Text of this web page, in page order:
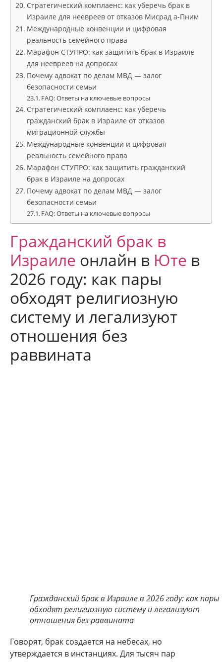
Стратегический комплаенс: как уберечь брак в
Израиле для неевреев от отказов Мисрад а-Пним
Международные конвенции и цифровая
реальность семейного права
Марафон СТУПРО: как защитить брак в Израиле
для неевреев на допросах
Почему адвокат по делам МВД — залог
безопасности семьи
FAQ: Ответы на ключевые вопросы
Стратегический комплаенс: как уберечь
гражданский брак в Израиле от отказов
миграционной службы
Международные конвенции и цифровая
реальность семейного права
Марафон СТУПРО: как защитить гражданский
брак в Израиле на допросах
Почему адвокат по делам МВД — залог
безопасности семьи
FAQ: Ответы на ключевые вопросы
Гражданский брак в
Израиле онлайн в Юте в
2026 году: как пары
обходят религиозную
систему и легализуют
отношения без
раввината
Гражданский брак в Израиле в 2026 году: как пары
обходят религиозную систему и легализуют
отношения без раввината
Говорят, брак создается на небесах, но
утверждается в инстанциях. Для тысяч пар